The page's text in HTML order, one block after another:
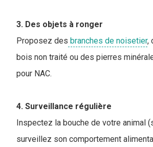
3. Des objets à ronger
Proposez des branches de noisetier,
bois non traité ou des pierres
pour NAC.
4. Surveillance régulière
Inspectez la bouche de votre animal
surveillez son comportement